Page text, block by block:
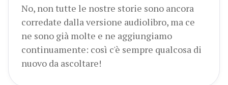
No, non tutte le nostre storie sono ancora
corredate dalla versione audiolibro, ma ce
ne sono già molte e ne aggiungiamo
continuamente: così c'è sempre qualcosa di
nuovo da ascoltare!